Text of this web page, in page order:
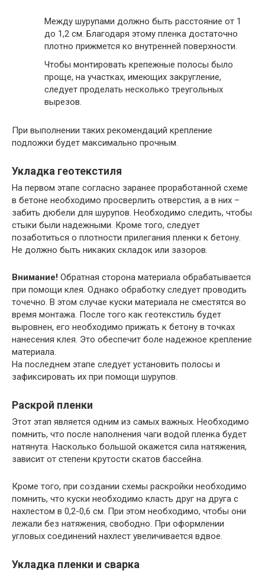
Между шурупами должно быть расстояние от 1
до 1,2 см. Благодаря этому пленка достаточно
плотно прижмется ко внутренней поверхности.
Чтобы монтировать крепежные полосы было
проще, на участках, имеющих закругление,
следует проделать несколько треугольных
вырезов.
При выполнении таких рекомендаций крепление
подложки будет максимально прочным.
Укладка геотекстиля
На первом этапе согласно заранее проработанной схеме
в бетоне необходимо просверлить отверстия, а в них –
забить дюбели для шурупов. Необходимо следить, чтобы
стыки были надежными. Кроме того, следует
позаботиться о плотности прилегания пленки к бетону.
Не должно быть никаких складок или зазоров.
Внимание! Обратная сторона материала обрабатывается
при помощи клея. Однако обработку следует проводить
точечно. В этом случае куски материала не сместятся во
время монтажа. После того как геотекстиль будет
выровнен, его необходимо прижать к бетону в точках
нанесения клея. Это обеспечит боле надежное крепление
материала.
На последнем этапе следует установить полосы и
зафиксировать их при помощи шурупов.
Раскрой пленки
Этот этап является одним из самых важных. Необходимо
помнить, что после наполнения чаги водой пленка будет
натянута. Насколько большой окажется сила натяжения,
зависит от степени крутости скатов бассейна.
Кроме того, при создании схемы раскройки необходимо
помнить, что куски необходимо класть друг на друга с
нахлестом в 0,2-0,6 см. При этом необходимо, чтобы они
лежали без натяжения, свободно. При оформлении
угловых соединений нахлест увеличивается вдвое.
Укладка пленки и сварка